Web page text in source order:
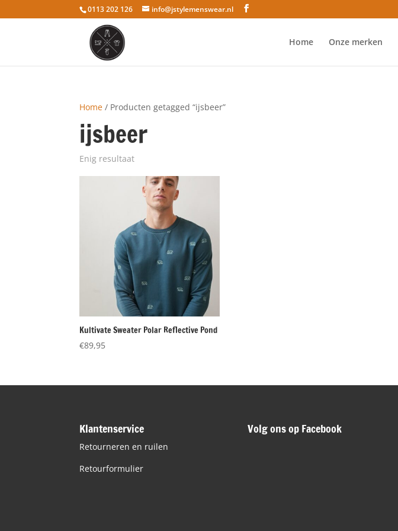
0113 202 126 info@jstylemenswear.nl
Home Onze merken
Home / Producten getagged “ijsbeer”
ijsbeer
Enig resultaat
Kultivate Sweater Polar Reflective Pond
€89,95
Klantenservice
Retourneren en ruilen
Retourformulier
Volg ons op Facebook